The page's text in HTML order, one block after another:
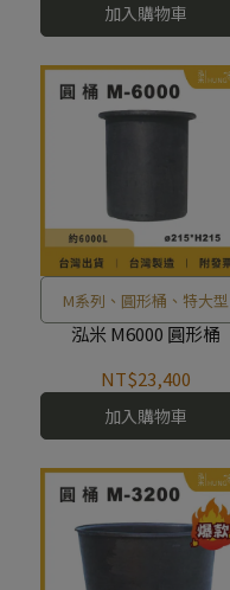
加入購物車
M系列、圓形桶、特大型
泓米 M6000 圓形桶
NT$23,400
加入購物車